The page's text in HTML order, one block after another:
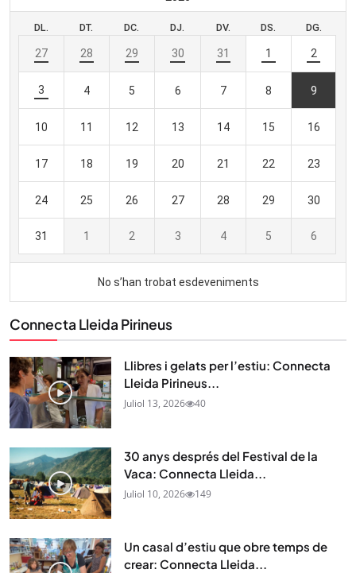
Connecta Lleida Pirineus
Llibres i gelats per l’estiu: Connecta
Lleida Pirineus...
Juliol 13, 2026 40
30 anys després del Festival de la
Vaca: Connecta Lleida...
Juliol 10, 2026 149
Un casal d’estiu que obre temps de
crear: Connecta Lleida...